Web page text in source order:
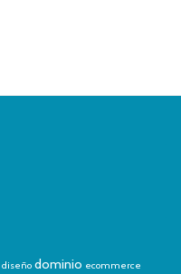
diseño dominio ecommerce